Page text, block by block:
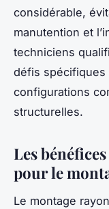
considérable,
manutention et
techniciens
défis spécifiques
configurations
structurelles.
Les
pour le
Le montage